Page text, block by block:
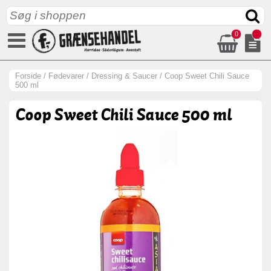
0
Forside / Fødevarer / Dressing & Saucer / Coop Sweet Chili Sauce
500 ml
Coop Sweet Chili Sauce 500 ml